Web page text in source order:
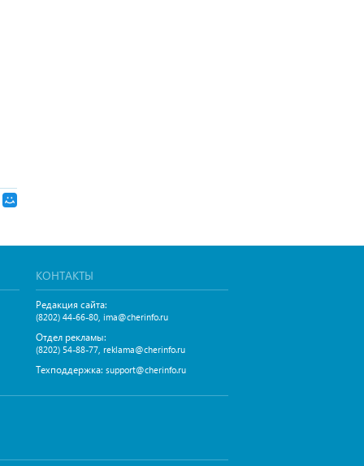
КОНТАКТЫ
Редакция сайта:
(8202) 44-66-80, ima@cherinfo.ru
Отдел рекламы:
(8202) 54-88-77, reklama@cherinfo.ru
Техподдержка: support@cherinfo.ru